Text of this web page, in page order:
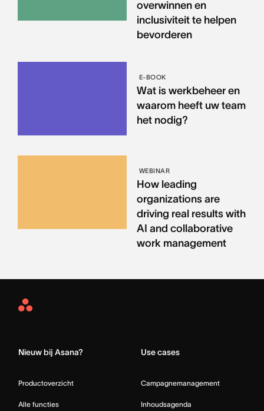
overwinnen en
inclusiviteit te helpen
bevorderen
E-BOOK
Wat is werkbeheer en
waarom heeft uw team
het nodig?
WEBINAR
How leading
organizations are
driving real results with
AI and collaborative
work management
Asana
Nieuw bij Asana?
Productoverzicht
Alle functies
Use cases
Campagnemanagement
Inhoudsagenda